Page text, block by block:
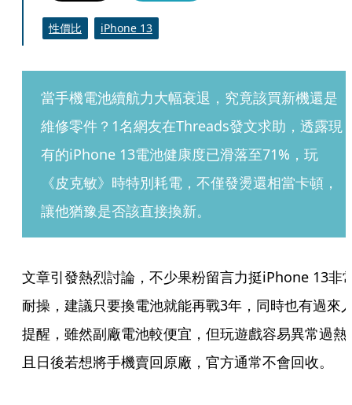
性價比 iPhone 13
當手機電池續航力大幅衰退，究竟該買新機還是
維修零件？1名網友在Threads發文求助，透露現
有的iPhone 13電池健康度已滑落至71%，玩
《皮克敏》時特別耗電，不僅發燙還相當卡頓，
讓他猶豫是否該直接換新。
文章引發熱烈討論，不少果粉留言力挺iPhone 13非
耐操，建議只要換電池就能再戰3年，同時也有過來
提醒，雖然副廠電池較便宜，但玩遊戲容易異常過熱
且日後若想將手機賣回原廠，官方通常不會回收。